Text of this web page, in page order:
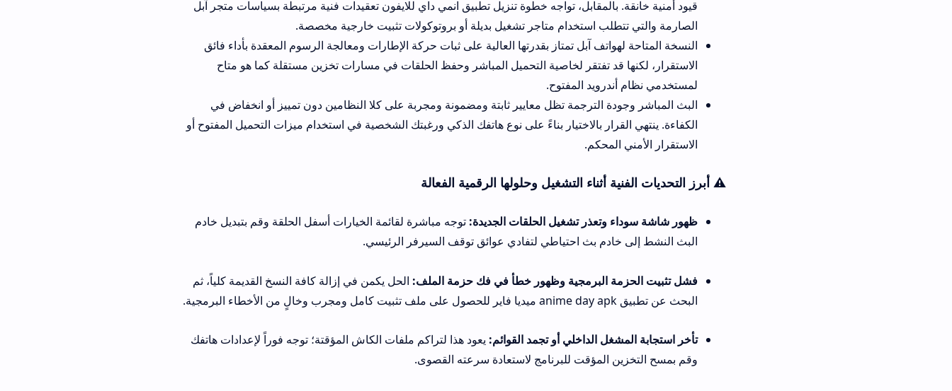
قيود أمنية خانقة. بالمقابل، تواجه خطوة تنزيل تطبيق انمي داي للايفون تعقيدات فنية مرتبطة بسياسات متجر آبل
الصارمة والتي تتطلب استخدام متاجر تشغيل بديلة أو بروتوكولات تثبيت خارجية مخصصة.
النسخة المتاحة لهواتف آبل تمتاز بقدرتها العالية على ثبات حركة الإطارات ومعالجة الرسوم المعقدة بأداء فائق
الاستقرار، لكنها قد تفتقر لخاصية التحميل المباشر وحفظ الحلقات في مسارات تخزين مستقلة كما هو متاح
لمستخدمي نظام أندرويد المفتوح.
البث المباشر وجودة الترجمة تظل معايير ثابتة ومضمونة ومجربة على كلا النظامين دون تمييز أو انخفاض في
الكفاءة. ينتهي القرار بالاختيار بناءً على نوع هاتفك الذكي ورغبتك الشخصية في استخدام ميزات التحميل المفتوح أو
الاستقرار الأمني المحكم.
⚠️ أبرز التحديات الفنية أثناء التشغيل وحلولها الرقمية الفعالة
ظهور شاشة سوداء وتعذر تشغيل الحلقات الجديدة:توجه مباشرة لقائمة الخيارات أسفل الحلقة وقم بتبديل خادم
البث النشط إلى خادم بث احتياطي لتفادي عوائق توقف السيرفر الرئيسي.
فشل تثبيت الحزمة البرمجية وظهور خطأ في فك حزمة الملف:الحل يكمن في إزالة كافة النسخ القديمة كلياً، ثم
تأخر استجابة المشغل الداخلي أو تجمد القوائم:يعود هذا لتراكم ملفات الكاش المؤقتة؛ توجه فوراً لإعدادات هاتفك
وقم بمسح التخزين المؤقت للبرنامج لاستعادة سرعته القصوى.